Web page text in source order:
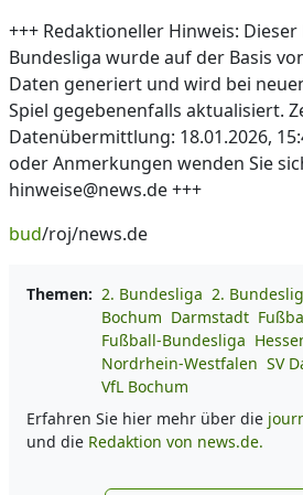
+++ Redaktioneller Hinweis:
Bundesliga wurde auf der Basis
Daten generiert und wird bei
Spiel gegebenenfalls aktualisiert.
Datenübermittlung: 18.01.2026,
oder Anmerkungen wenden Sie
hinweise@news.de +++
bud/roj/news.de
Themen: 2. Bundesliga 2.
Bochum Darmstadt
Fußball-Bundesliga
Nordrhein-Westfalen SV
VfL Bochum
Erfahren Sie hier mehr über die
und die Redaktion von news.de.